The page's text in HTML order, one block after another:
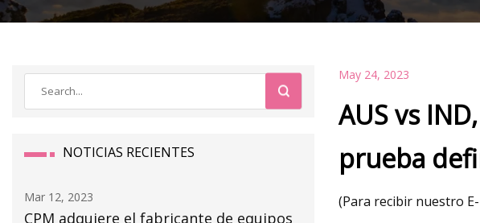
NOTICIAS RECIENTES
Mar 12, 2023
CPM adquiere el fabricante de equipos
Mar 14, 2023
May 24, 2023
AUS vs
prueba
(Para recibir nuestro